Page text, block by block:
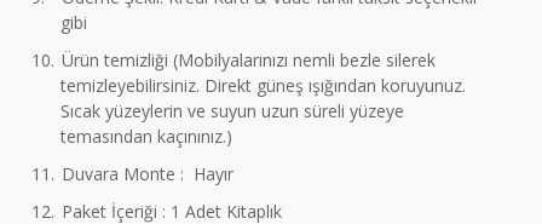
gibi
10. Ürün temizliği (Mobilyalarınızı nemli bezle silerek
temizleyebilirsiniz. Direkt güneş ışığından koruyunuz.
Sıcak yüzeylerin ve suyun uzun süreli yüzeye
temasından kaçınınız.)
11. Duvara Monte : Hayır
12. Paket İçeriği : 1 Adet Kitaplık